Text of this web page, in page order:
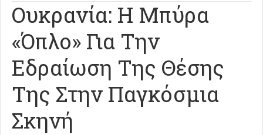
Ουκρανία: Η Μπύρα
«Όπλο» Για Την
Εδραίωση Της Θέσης
Της Στην Παγκόσμια
Σκηνή